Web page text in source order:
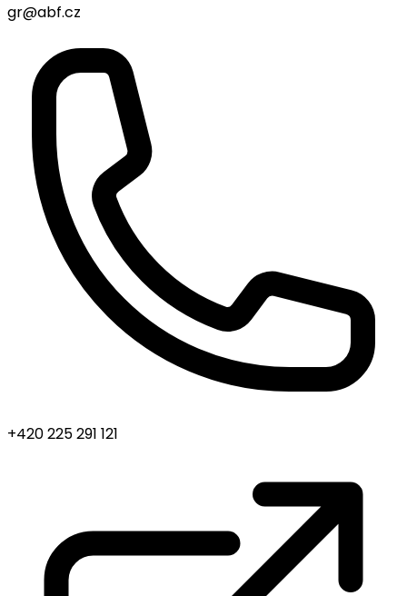
gr@abf.cz
+420 225 291 121